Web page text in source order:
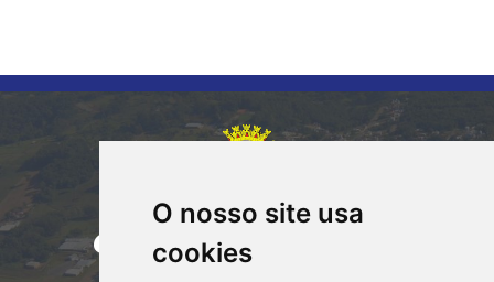
O nosso site usa
cookies
CORUMBATAÍ DO SUL
PARANÁ